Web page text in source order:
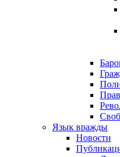
Язык вражды
Новости